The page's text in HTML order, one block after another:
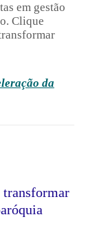
em gestão
Clique
da